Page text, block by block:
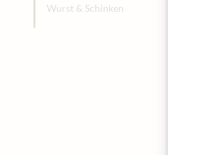
Wurst & Schinken